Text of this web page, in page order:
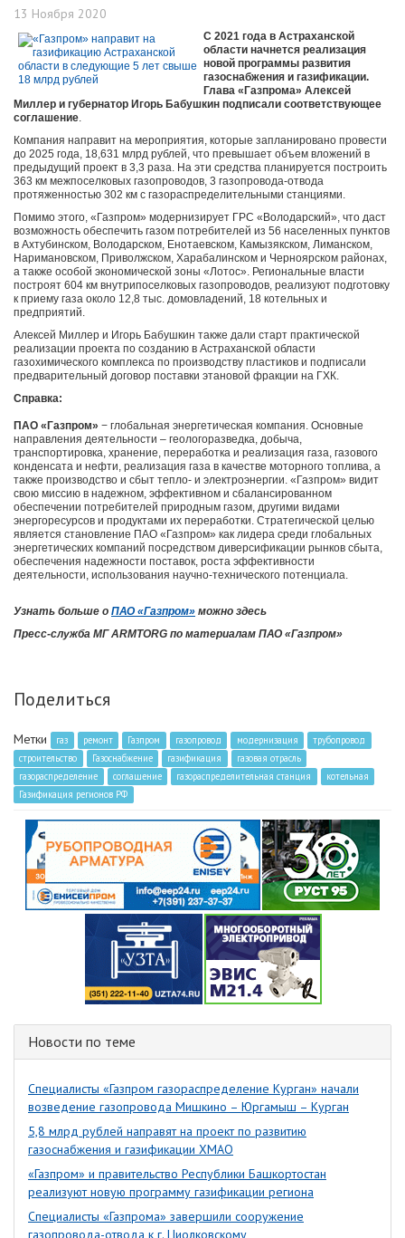
13 Ноября 2020
С 2021 года в Астраханской
области начнется реализация
новой программы развития
газоснабжения и газификации.
Глава «Газпрома» Алексей
Миллер и губернатор Игорь Бабушкин подписали соответствующее
соглашение.
Компания направит на мероприятия, которые запланировано провести
до 2025 года, 18,631 млрд рублей, что превышает объем вложений в
предыдущий проект в 3,3 раза. На эти средства планируется построить
363 км межпоселковых газопроводов, 3 газопровода-отвода
протяженностью 302 км с газораспределительными станциями.
Помимо этого, «Газпром» модернизирует ГРС «Володарский», что даст
возможность обеспечить газом потребителей из 56 населенных пунктов
в Ахтубинском, Володарском, Енотаевском, Камызякском, Лиманском,
Наримановском, Приволжском, Харабалинском и Черноярском районах,
а также особой экономической зоны «Лотос». Региональные власти
построят 604 км внутрипоселковых газопроводов, реализуют подготовку
к приему газа около 12,8 тыс. домовладений, 18 котельных и
предприятий.
Алексей Миллер и Игорь Бабушкин также дали старт практической
реализации проекта по созданию в Астраханской области
газохимического комплекса по производству пластиков и подписали
предварительный договор поставки этановой фракции на ГХК.
Справка:
ПАО «Газпром» − глобальная энергетическая компания. Основные
направления деятельности ‒ геологоразведка, добыча,
транспортировка, хранение, переработка и реализация газа, газового
конденсата и нефти, реализация газа в качестве моторного топлива, а
также производство и сбыт тепло- и электроэнергии. «Газпром» видит
свою миссию в надежном, эффективном и сбалансированном
обеспечении потребителей природным газом, другими видами
энергоресурсов и продуктами их переработки. Стратегической целью
является становление ПАО «Газпром» как лидера среди глобальных
энергетических компаний посредством диверсификации рынков сбыта,
обеспечения надежности поставок, роста эффективности
деятельности, использования научно-технического потенциала.
Узнать больше о ПАО «Газпром» можно здесь
Пресс-служба МГ ARMTORG по материалам ПАО «Газпром»
Поделиться
Метки газ ремонт Газпром газопровод модернизация
трубопровод
строительство
Газоснабжение газификация
газовая отрасль
газораспределение
соглашение газораспределительная станция
котельная
Газификация регионов РФ
Новости по теме
Специалисты «Газпром газораспределение Курган» начали
возведение газопровода Мишкино – Юргамыш – Курган
5,8 млрд рублей направят на проект по развитию
газоснабжения и газификации ХМАО
«Газпром» и правительство Республики Башкортостан
реализуют новую программу газификации региона
Специалисты «Газпрома» завершили сооружение
газопровода-отвода к г. Циолковскому